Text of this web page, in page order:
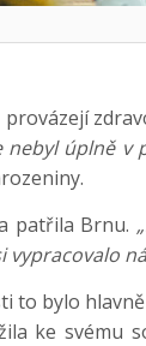
provázejí
nebyl úplně v
patřila Brnu.
vypracovalo
to bylo
ke svému